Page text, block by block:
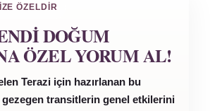
ÖZELDIR
DOĞUM
ÖZEL YORUM AL!
Terazi için hazırlanan bu
transitlerin genel etkilerini